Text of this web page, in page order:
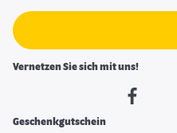
Vernetzen Sie sich mit uns!
Geschenkgutschein